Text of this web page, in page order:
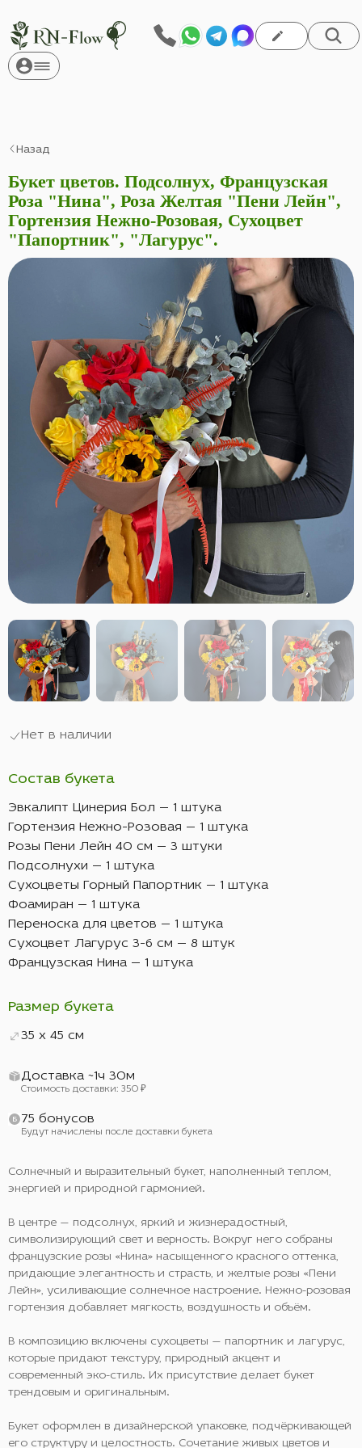
Назад
Букет цветов. Подсолнух, Французская
Роза "Нина", Роза Желтая "Пени Лейн",
Гортензия Нежно-Розовая, Сухоцвет
"Папортник", "Лагурус".
Нет в наличии
Состав букета
Эвкалипт Цинерия Бол — 1 штука
Гортензия Нежно-Розовая — 1 штука
Розы Пени Лейн 40 см — 3 штуки
Подсолнухи — 1 штука
Сухоцветы Горный Папортник — 1 штука
Фоамиран — 1 штука
Переноска для цветов — 1 штука
Сухоцвет Лагурус 3-6 см — 8 штук
Французская Нина — 1 штука
Размер букета
35 x 45 см
Доставка ~1ч 30м
Стоимость доставки: 350 ₽
75 бонусов
Будут начислены после доставки букета
Солнечный и выразительный букет, наполненный теплом,
энергией и природной гармонией.
В центре — подсолнух, яркий и жизнерадостный,
символизирующий свет и верность. Вокруг него собраны
французские розы «Нина» насыщенного красного оттенка,
придающие элегантность и страсть, и желтые розы «Пени
Лейн», усиливающие солнечное настроение. Нежно-розовая
гортензия добавляет мягкость, воздушность и объём.
В композицию включены сухоцветы — папортник и лагурус,
которые придают текстуру, природный акцент и
современный эко-стиль. Их присутствие делает букет
трендовым и оригинальным.
Букет оформлен в дизайнерской упаковке, подчёркивающей
его структуру и целостность. Сочетание живых цветов и